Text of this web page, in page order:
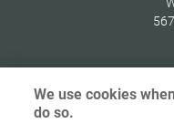
We use cookies
do so.